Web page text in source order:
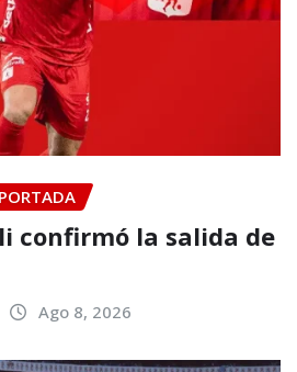
PORTADA
confirmó la salida de
Ago 8, 2026